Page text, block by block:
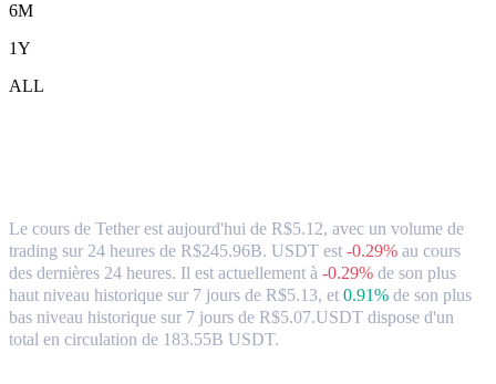
6M
1Y
ALL
Le cours de Tether est aujourd'hui de R$5.12, avec un volume de
trading sur 24 heures de R$245.96B. USDT est -0.29% au cours
des dernières 24 heures. Il est actuellement à -0.29% de son plus
haut niveau historique sur 7 jours de R$5.13, et 0.91% de son plus
bas niveau historique sur 7 jours de R$5.07.USDT dispose d'un
total en circulation de 183.55B USDT.